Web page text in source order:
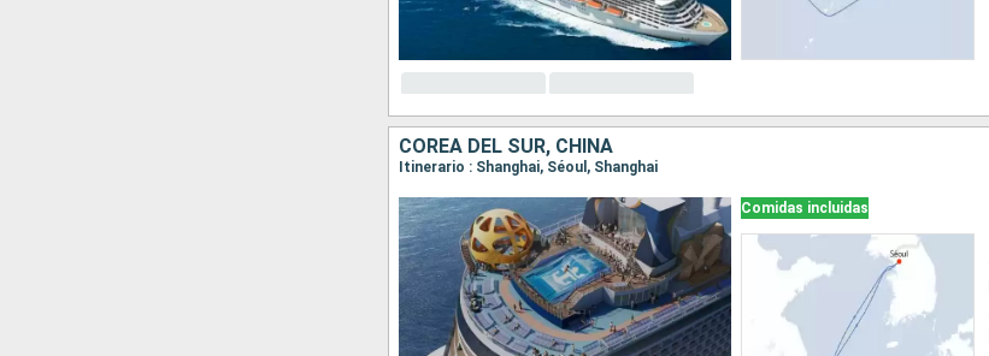
COREA DEL SUR, CHINA
Itinerario : Shanghai, Séoul, Shanghai
Comidas incluidas